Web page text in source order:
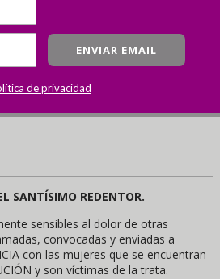
de privacidad
SANTÍSIMO REDENTOR.
sensibles al dolor de otras
convocadas y enviadas a
con las mujeres que se encuentran
y son víctimas de la trata.